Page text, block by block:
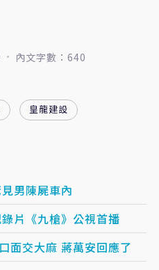
內文字數：640
皇龍建設
男陳屍車內
片《九槍》公視首播
面交大麻 蔣萬安回應了